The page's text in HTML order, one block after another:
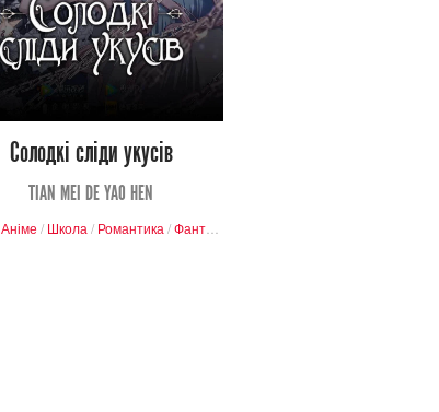
0 7
Солодкі сліди укусів
TIAN MEI DE YAO HEN
Аніме / Школа / Романтика /Фантастика